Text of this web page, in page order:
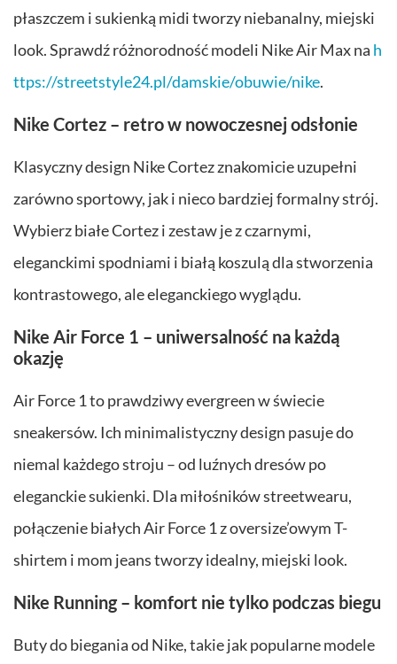
płaszczem i sukienką midi tworzy niebanalny, miejski
look. Sprawdź różnorodność modeli Nike Air Max na h
ttps://streetstyle24.pl/damskie/obuwie/nike.
Nike Cortez – retro w nowoczesnej odsłonie
Klasyczny design Nike Cortez znakomicie uzupełni
zarówno sportowy, jak i nieco bardziej formalny strój.
Wybierz białe Cortez i zestaw je z czarnymi,
eleganckimi spodniami i białą koszulą dla stworzenia
kontrastowego, ale eleganckiego wyglądu.
Nike Air Force 1 – uniwersalność na każdą
okazję
Air Force 1 to prawdziwy evergreen w świecie
sneakersów. Ich minimalistyczny design pasuje do
niemal każdego stroju – od luźnych dresów po
eleganckie sukienki. Dla miłośników streetwearu,
połączenie białych Air Force 1 z oversize’owym T-
shirtem i mom jeans tworzy idealny, miejski look.
Nike Running – komfort nie tylko podczas biegu
Buty do biegania od Nike, takie jak popularne modele